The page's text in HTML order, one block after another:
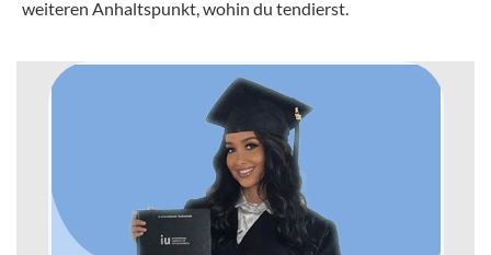
weiteren Anhaltspunkt, wohin du tendierst.